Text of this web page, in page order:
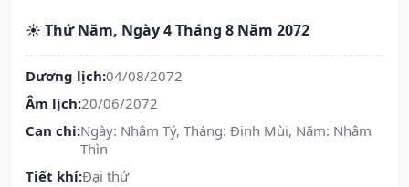
☀️ Thứ Năm, Ngày 4 Tháng 8 Năm 2072
Dương lịch:04/08/2072
Âm lịch:20/06/2072
Can chi:Ngày: Nhâm Tý, Tháng: Đinh Mùi, Năm: Nhâm
Thìn
Tiết khí:Đại thử